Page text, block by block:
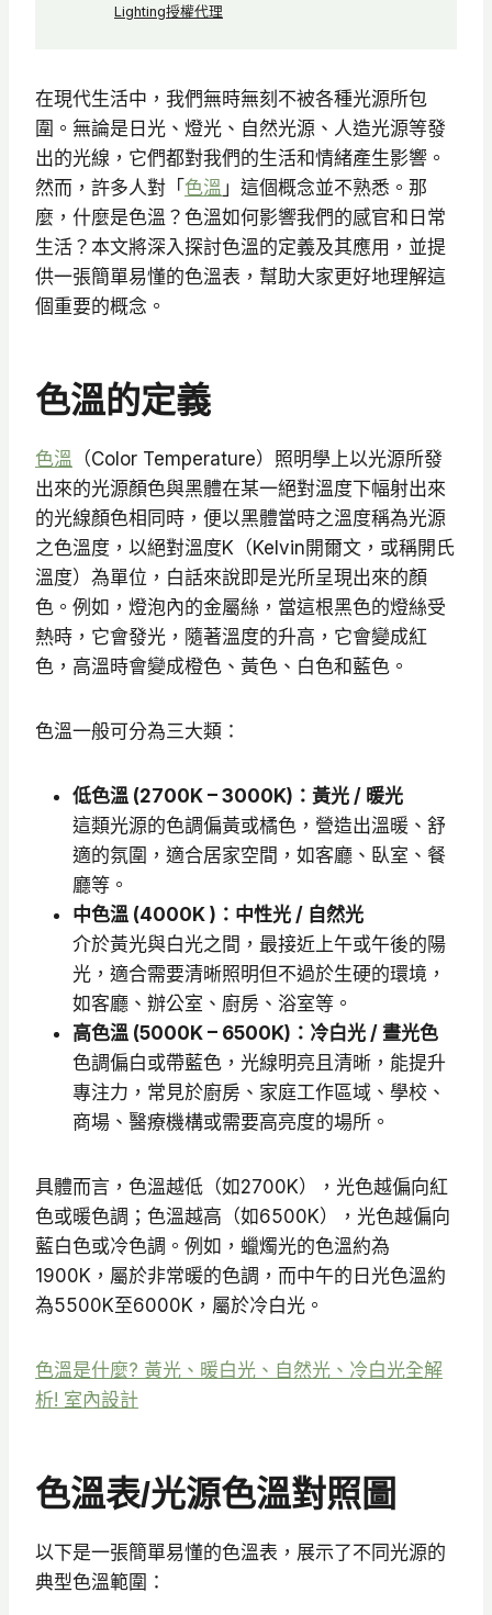
Lighting授權代理
在現代生活中，我們無時無刻不被各種光源所包
圍。無論是日光、燈光、自然光源、人造光源等發
出的光線，它們都對我們的生活和情緒產生影響。
然而，許多人對「 色溫 」這個概念並不熟悉。那
麼，什麼是色溫？色溫如何影響我們的感官和日常
生活？本文將深入探討色溫的定義及其應用，並提
供一張簡單易懂的色溫表，幫助大家更好地理解這
個重要的概念。
色溫的定義
色溫 （Color Temperature）照明學上以光源所發
出來的光源顏色與黑體在某一絕對溫度下幅射出來
的光線顏色相同時，便以黑體當時之溫度稱為光源
之色溫度，以絕對溫度K（Kelvin開爾文，或稱開氏
溫度）為單位，白話來說即是光所呈現出來的顏
色。例如，燈泡內的金屬絲，當這根黑色的燈絲受
熱時，它會發光，隨著溫度的升高，它會變成紅
色，高溫時會變成橙色、黃色、白色和藍色。
色溫一般可分為三大類：
低色溫 (2700K – 3000K)：黃光 / 暖光
這類光源的色調偏黃或橘色，營造出溫暖、舒
適的氛圍，適合居家空間，如客廳、臥室、餐
廳等。
中色溫 (4000K )：中性光 / 自然光
介於黃光與白光之間，最接近上午或午後的陽
光，適合需要清晰照明但不過於生硬的環境，
如客廳、辦公室、廚房、浴室等。
高色溫 (5000K – 6500K)：冷白光 / 晝光色
色調偏白或帶藍色，光線明亮且清晰，能提升
專注力，常見於廚房、家庭工作區域、學校、
商場、醫療機構或需要高亮度的場所。
具體而言，色溫越低（如2700K），光色越偏向紅
色或暖色調；色溫越高（如6500K），光色越偏向
藍白色或冷色調。例如，蠟燭光的色溫約為
1900K，屬於非常暖的色調，而中午的日光色溫約
為5500K至6000K，屬於冷白光。
色溫是什麼? 黃光、暖白光、自然光、冷白光全解
析! 室內設計
色溫表/光源色溫對照圖
以下是一張簡單易懂的色溫表，展示了不同光源的
典型色溫範圍：